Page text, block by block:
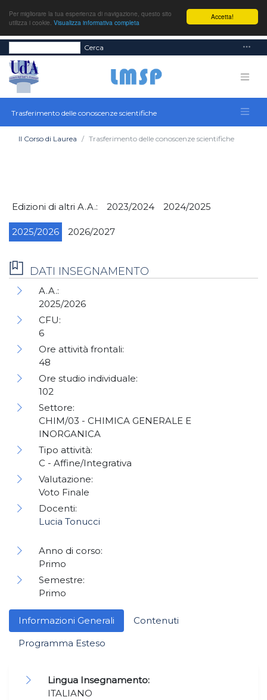
Accetta!
Per migliorare la tua esperienza di navigazione, questo sito
utilizza i cookie. Visualizza informativa completa
Cerca
Trasferimento delle conoscenze scientifiche
Il Corso di Laurea Trasferimento delle conoscenze scientifiche
Edizioni di altri A.A.: 2023/2024 2024/2025
2025/2026 2026/2027
Informazioni Generali
Contenuti
Programma Esteso
Lingua Insegnamento:
ITALIANO
DATI INSEGNAMENTO
A.A.:
2025/2026
CFU:
6
Ore attività frontali:
48
Ore studio individuale:
102
Settore:
CHIM/03 - CHIMICA GENERALE E
INORGANICA
Tipo attività:
C - Affine/Integrativa
Valutazione:
Voto Finale
Docenti:
Lucia Tonucci
Anno di corso:
Primo
Semestre:
Primo